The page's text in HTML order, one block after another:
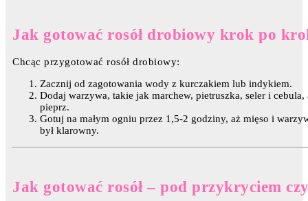
Jak gotować rosół drobiowy krok po
Chcąc przygotować rosół drobiowy:
Zacznij od zagotowania wody z kurczakiem lub indykiem.
Dodaj warzywa, takie jak marchew, pietruszka, seler i
pieprz.
Gotuj na małym ogniu przez 1,5-2 godziny, aż mięso i
był klarowny.
Jak gotować rosół – pod przykryciem